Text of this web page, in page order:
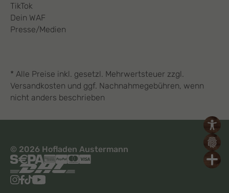
TikTok
Dein WAF
Presse/Medien
* Alle Preise inkl. gesetzl. Mehrwertsteuer zzgl.
Versandkosten und ggf. Nachnahmegebühren, wenn
nicht anders beschrieben
© 2026 Hofladen Austermann